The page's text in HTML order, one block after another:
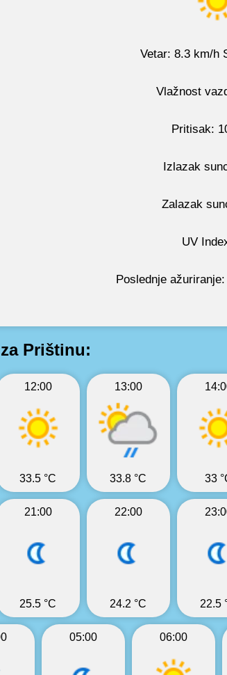
Vetar: 8.3 km/h
Vlažnost
Pritisak:
Izlazak
Zalazak
UV
Poslednje
Prištinu:
12:00
33.5 °C
13:00
33.8 °C 33
21:00
25.5 °C
22:00
24.2 °C 22.5
05:00 06:00